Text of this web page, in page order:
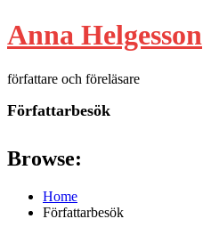
Hoppa
till
Anna Helgesson
författare och föreläsare
Författarbesök
Browse:
Home
Författarbesök